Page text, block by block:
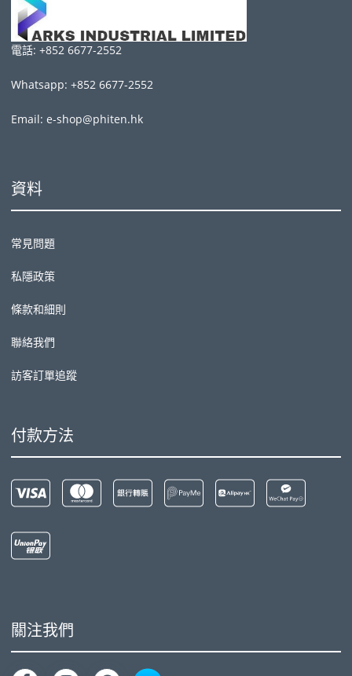
電話: +852 6677-2552
Whatsapp: +852 6677-2552
Email: e-shop@phiten.hk
資料
常見問題
私隱政策
條款和細則
聯絡我們
訪客訂單追蹤
付款方法
關注我們